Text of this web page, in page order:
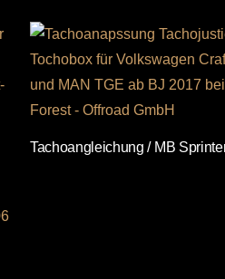
Tachoangleichung / MB